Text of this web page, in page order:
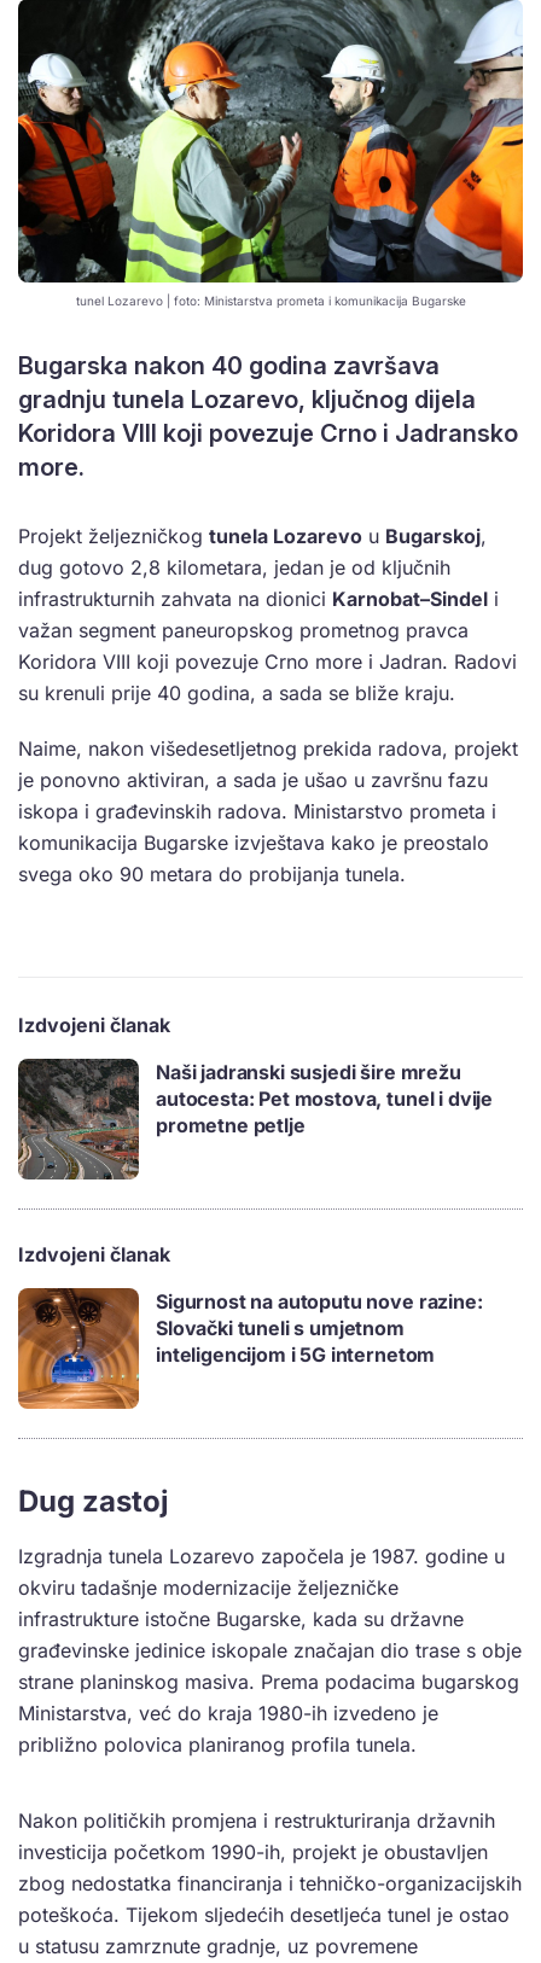
tunel Lozarevo | foto: Ministarstva prometa i komunikacija Bugarske
Bugarska nakon 40 godina završava
gradnju tunela Lozarevo, ključnog dijela
Koridora VIII koji povezuje Crno i Jadransko
more.
Projekt željezničkog tunela Lozarevo u Bugarskoj,
dug gotovo 2,8 kilometara, jedan je od ključnih
infrastrukturnih zahvata na dionici Karnobat–Sindel i
važan segment paneuropskog prometnog pravca
Koridora VIII koji povezuje Crno more i Jadran. Radovi
su krenuli prije 40 godina, a sada se bliže kraju.
Naime, nakon višedesetljetnog prekida radova, projekt
je ponovno aktiviran, a sada je ušao u završnu fazu
iskopa i građevinskih radova. Ministarstvo prometa i
komunikacija Bugarske izvještava kako je preostalo
svega oko 90 metara do probijanja tunela.
Izdvojeni članak
Naši jadranski susjedi šire mrežu
autocesta: Pet mostova, tunel i dvije
prometne petlje
Izdvojeni članak
Sigurnost na autoputu nove razine:
Slovački tuneli s umjetnom
inteligencijom i 5G internetom
Dug zastoj
Izgradnja tunela Lozarevo započela je 1987. godine u
okviru tadašnje modernizacije željezničke
infrastrukture istočne Bugarske, kada su državne
građevinske jedinice iskopale značajan dio trase s obje
strane planinskog masiva. Prema podacima bugarskog
Ministarstva, već do kraja 1980-ih izvedeno je
približno polovica planiranog profila tunela.
Nakon političkih promjena i restrukturiranja državnih
investicija početkom 1990-ih, projekt je obustavljen
zbog nedostatka financiranja i tehničko-organizacijskih
poteškoća. Tijekom sljedećih desetljeća tunel je ostao
u statusu zamrznute gradnje, uz povremene